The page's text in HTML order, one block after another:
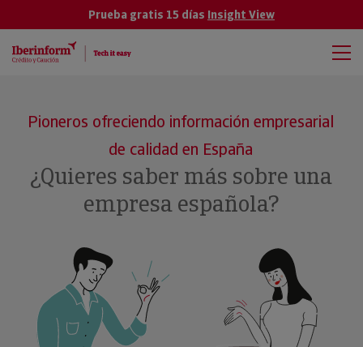
Prueba gratis 15 días Insight View
Pioneros ofreciendo información empresarial
de calidad en España
¿Quieres saber más sobre una
empresa española?